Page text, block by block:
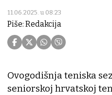
11.06.2025. u 08:23
Piše: Redakcija
Ovogodišnja teniska
seniorskoj hrvatskoj